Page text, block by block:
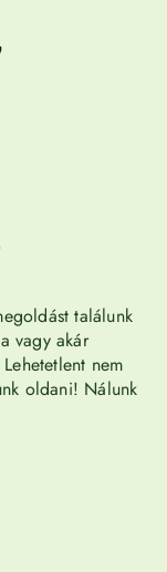
találunk
vagy akár
nem
oldani! Nálunk